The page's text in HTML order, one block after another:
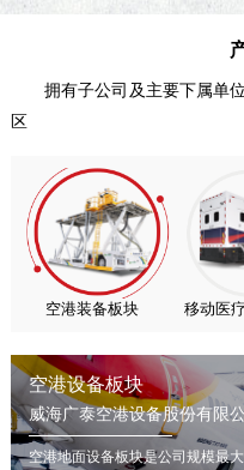
热烈庆祝中国共
拥有子公司及主要下属单
区
空港装备板块 移动医
空港设备板块
威海广泰空港设备股份有限
空港地面设备板块是公司规模最